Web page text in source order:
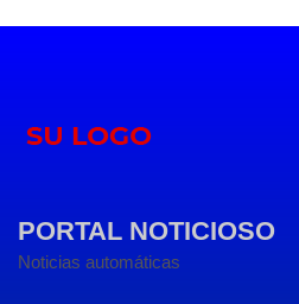
PORTAL NOTICIOSO
Noticias automáticas